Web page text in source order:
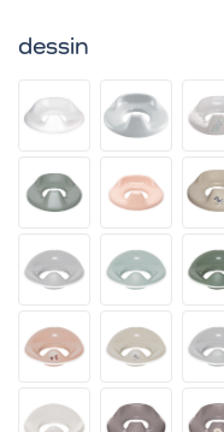
dessin